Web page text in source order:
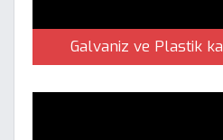
Galvaniz ve Plastik